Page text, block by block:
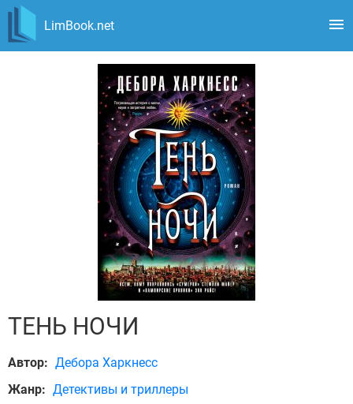
LimBook.net
ТЕНЬ НОЧИ
Автор: Дебора Харкнесс
Жанр: Детективы и триллеры